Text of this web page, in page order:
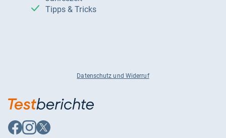
Tipps & Tricks
Datenschutz und Widerruf
Auf
Facebook
Auf
Instagram
Auf
X